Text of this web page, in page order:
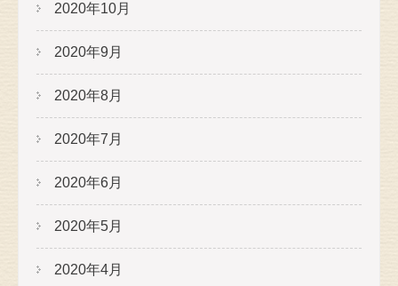
2020年10月
2020年9月
2020年8月
2020年7月
2020年6月
2020年5月
2020年4月